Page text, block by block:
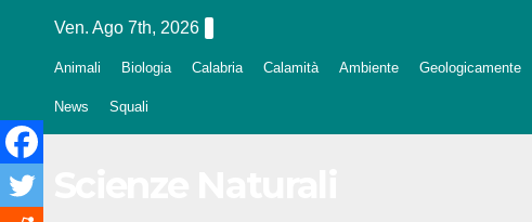
Ven. Ago 7th, 2026
Animali Biologia Calabria Calamità Ambiente Geologicamente
News Squali